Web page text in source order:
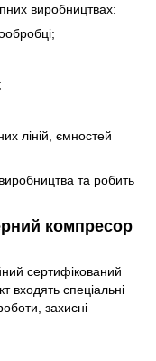
виробництвах:
ліній, ємностей
та робить
компресор
сертифікований
входять спеціальні
захисні